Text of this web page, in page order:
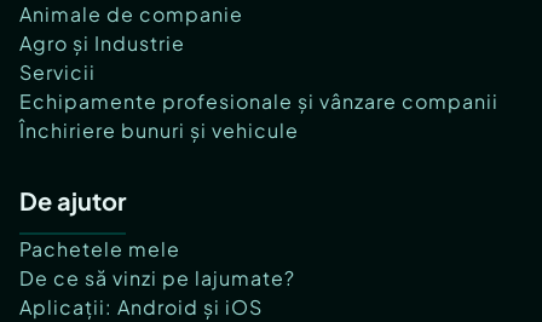
Animale de companie
Agro și Industrie
Servicii
Echipamente profesionale și vânzare companii
Închiriere bunuri și vehicule
De ajutor
Pachetele mele
De ce să vinzi pe lajumate?
Aplicații: Android și iOS